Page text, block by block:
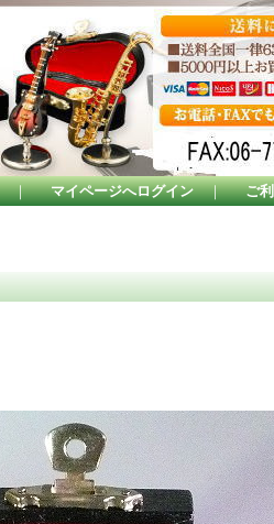
｜ マイページへログイン ｜ ご